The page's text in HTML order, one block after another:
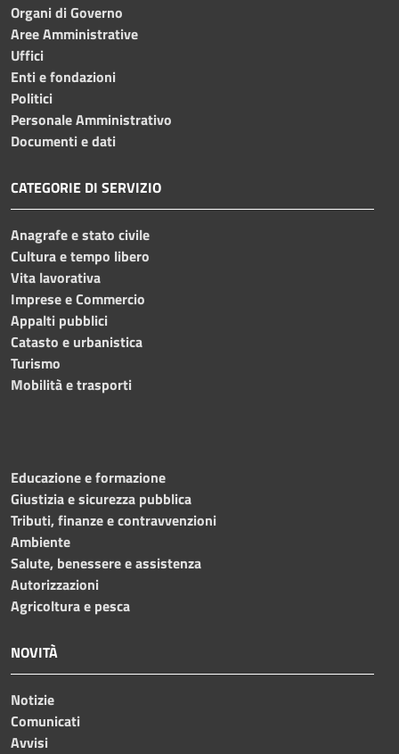
Organi di Governo
Aree Amministrative
Uffici
Enti e fondazioni
Politici
Personale Amministrativo
Documenti e dati
CATEGORIE DI SERVIZIO
Anagrafe e stato civile
Cultura e tempo libero
Vita lavorativa
Imprese e Commercio
Appalti pubblici
Catasto e urbanistica
Turismo
Mobilità e trasporti
Educazione e formazione
Giustizia e sicurezza pubblica
Tributi, finanze e contravvenzioni
Ambiente
Salute, benessere e assistenza
Autorizzazioni
Agricoltura e pesca
NOVITÀ
Notizie
Comunicati
Avvisi